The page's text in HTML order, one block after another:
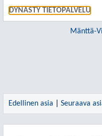
DYNASTY TIETOPALVELU
Mänttä-
Edellinen asia Seuraava